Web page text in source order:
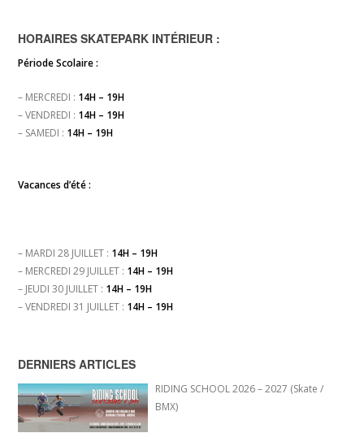
HORAIRES SKATEPARK INTÉRIEUR :
Période Scolaire :
– MERCREDI : 14H – 19H
– VENDREDI : 14H – 19H
– SAMEDI : 14H – 19H
Vacances d’été :
– MARDI 28 JUILLET : 14H – 19H
– MERCREDI 29 JUILLET : 14H – 19H
– JEUDI 30 JUILLET : 14H – 19H
– VENDREDI 31 JUILLET : 14H – 19H
DERNIERS ARTICLES
RIDING SCHOOL 2026 – 2027 (Skate /
BMX)